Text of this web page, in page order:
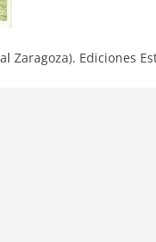
Zaragoza). Ediciones